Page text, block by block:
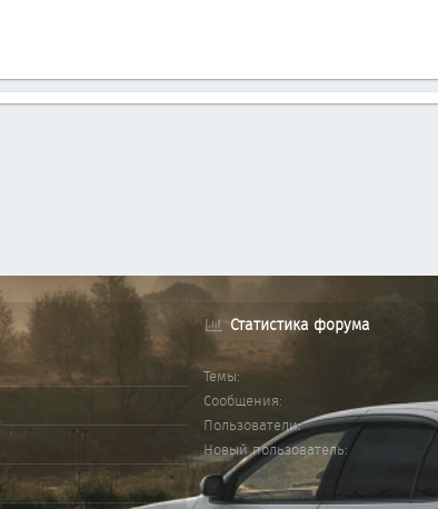
Статистика форума
Темы
Сообщения
Пользователи
Новый пользователь